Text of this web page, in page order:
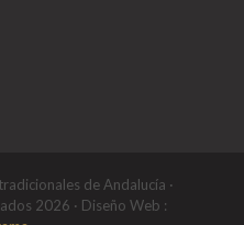
de Andalucía ·
2026 · Diseño Web :